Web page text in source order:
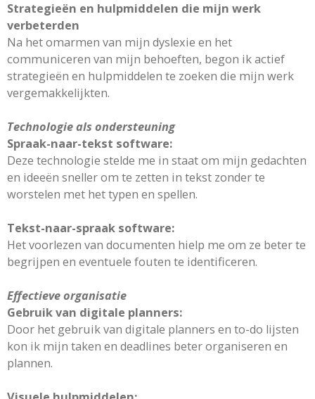
Strategieën en hulpmiddelen die mijn werk
verbeterden
Na het omarmen van mijn dyslexie en het
communiceren van mijn behoeften, begon ik actief
strategieën en hulpmiddelen te zoeken die mijn werk
vergemakkelijkten.
Technologie als ondersteuning
Spraak-naar-tekst software:
Deze technologie stelde me in staat om mijn gedachten
en ideeën sneller om te zetten in tekst zonder te
worstelen met het typen en spellen.
Tekst-naar-spraak software:
Het voorlezen van documenten hielp me om ze beter te
begrijpen en eventuele fouten te identificeren.
Effectieve organisatie
Gebruik van digitale planners:
Door het gebruik van digitale planners en to-do lijsten
kon ik mijn taken en deadlines beter organiseren en
plannen.